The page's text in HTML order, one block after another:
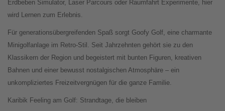
Erdbeben Simulator, Laser Parcours oder Raumfahrt Experimente, hier
wird Lernen zum Erlebnis.
Für generationsübergreifenden Spaß sorgt Goofy Golf, eine charmante
Minigolfanlage im Retro-Stil. Seit Jahrzehnten gehört sie zu den
Klassikern der Region und begeistert mit bunten Figuren, kreativen
Bahnen und einer bewusst nostalgischen Atmosphäre – ein
unkompliziertes Freizeitvergnügen für die ganze Familie.
Karibik Feeling am Golf: Strandtage, die bleiben